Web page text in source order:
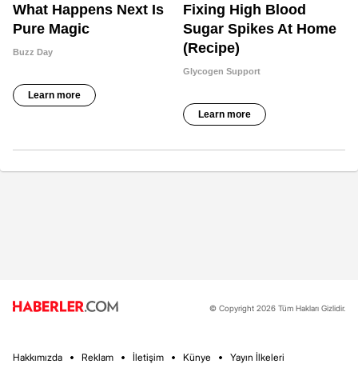
© Copyright 2026 Tüm Hakları Gizlidir.
Hakkımızda Reklam İletişim Künye Yayın İlkeleri